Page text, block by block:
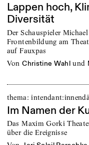
Lappen hoch,
Diversität
Der Schauspieler
Frontenbildung am
auf Fauxpas
von Christine Wahl und
thema:
Im Namen der
Das Maxim Gorki
über die Ereignisse